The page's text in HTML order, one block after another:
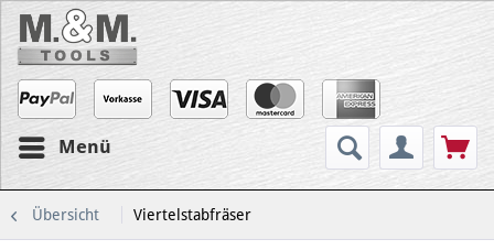
Menü
Übersicht Viertelstabfräser